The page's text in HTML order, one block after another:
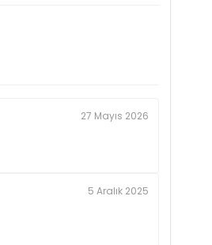
27 Mayıs 2026
5 Aralık 2025